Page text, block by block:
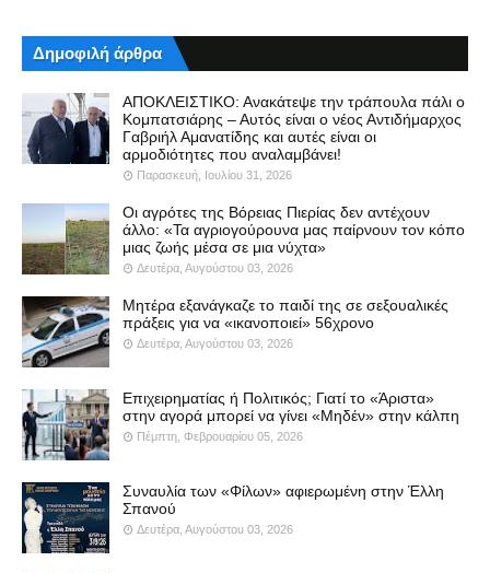
Δημοφιλή άρθρα
ΑΠΟΚΛΕΙΣΤΙΚΟ: Ανακάτεψε την τράπουλα πάλι ο
Κομπατσιάρης – Αυτός είναι ο νέος Αντιδήμαρχος
Γαβριήλ Αμανατίδης και αυτές είναι οι
αρμοδιότητες που αναλαμβάνει!
Παρασκευή, Ιουλίου 31, 2026
Οι αγρότες της Βόρειας Πιερίας δεν αντέχουν
άλλο: «Τα αγριογούρουνα μας παίρνουν τον κόπο
μιας ζωής μέσα σε μια νύχτα»
Δευτέρα, Αυγούστου 03, 2026
Μητέρα εξανάγκαζε το παιδί της σε σεξουαλικές
πράξεις για να «ικανοποιεί» 56χρονο
Δευτέρα, Αυγούστου 03, 2026
Επιχειρηματίας ή Πολιτικός; Γιατί το «Άριστα»
στην αγορά μπορεί να γίνει «Μηδέν» στην κάλπη
Πέμπτη, Φεβρουαρίου 05, 2026
Συναυλία των «Φίλων» αφιερωμένη στην Έλλη
Σπανού
Δευτέρα, Αυγούστου 03, 2026